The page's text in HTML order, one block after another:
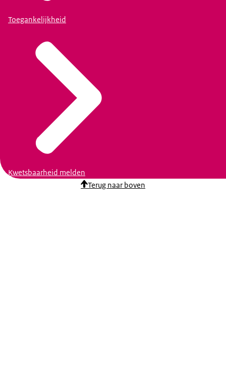
Toegankelijkheid
Kwetsbaarheid melden
Terug naar boven